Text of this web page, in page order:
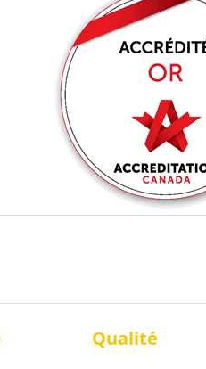
Qualité